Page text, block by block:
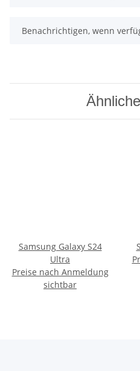
Benachrichtigen, wenn
Samsung Galaxy S24
Ultra
Preise nach Anmeldung
sichtbar